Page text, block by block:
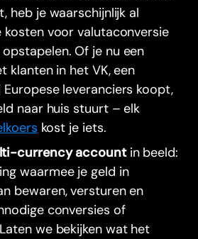
heb je waarschijnlijk al
kosten voor valutaconversie
Of je nu een
klanten in het VK, een
leveranciers koopt,
naar huis stuurt – elk
kost je iets.
currency accountin beeld:
waarmee je geld in
bewaren, versturen en
conversies of
we bekijken wat het